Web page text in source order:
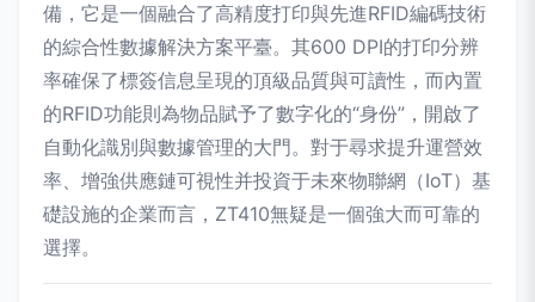
備，它是一個融合了高精度打印與先進RFID編碼技術
的綜合性數據解決方案平臺。其600 DPI的打印分辨
率確保了標簽信息呈現的頂級品質與可讀性，而內置
的RFID功能則為物品賦予了數字化的“身份”，開啟了
自動化識別與數據管理的大門。對于尋求提升運營效
率、增強供應鏈可視性并投資于未來物聯網（IoT）基
礎設施的企業而言，ZT410無疑是一個強大而可靠的
選擇。